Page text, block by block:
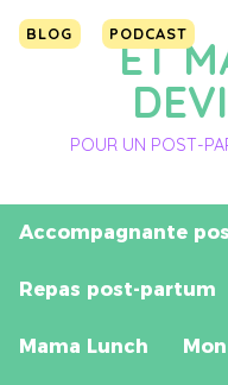
ET
POUR UN POST-
Accompagnante
Repas post-partum
Mama Lunch
BLOG PODCAST